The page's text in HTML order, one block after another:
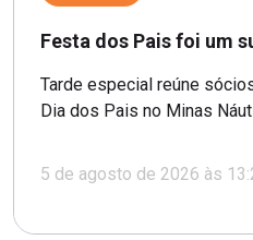
Festa dos Pais foi um
Tarde especial reúne
Dia dos Pais no Minas
5 de agosto de 2026 às